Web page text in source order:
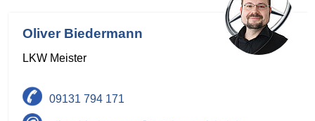
Oliver Biedermann
LKW Meister
09131 794 171